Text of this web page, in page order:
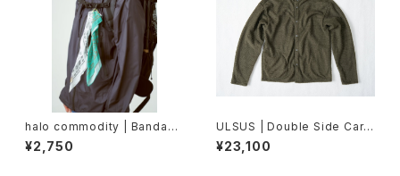
halo commodity | Bandann
a
¥2,750
ULSUS | Double Side Cardi
gan
¥23,100